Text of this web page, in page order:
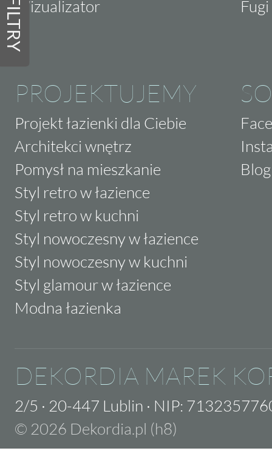
FILTRYWizualizator
PROJEKTUJEMY
Projekt łazienki dla Ciebie
Architekci wnętrz
Pomysł na mieszkanie
Styl retro w łazience
Styl retro w kuchni
Styl nowoczesny w łazience
Styl nowoczesny w kuchni
Styl glamour w łazience
Modna łazienka
Blog
DEKORDIA MAREK
2/5 · 20-447 Lublin · NIP:
© 2026 Dekordia.pl (h8)